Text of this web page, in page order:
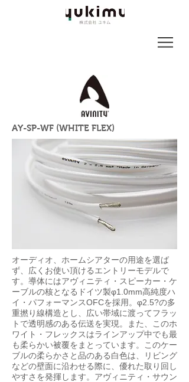
AY-SP-WF (WHITE FLEX)
オーディオ、ホームシアターの用途を選ば
ず、広くお使い頂けるエントリーモデルで
す。導体にはアヴィニティ・スピーカー・ケ
ーブルの核となるドイツ製φ1.0mm高純度ハ
イ・パフォーマンスOFCを採用。φ2.5?の多
重撚り線構造とし、広い帯域に渡ってフラッ
トで透明感のある伝送を実現。また、このホ
ワイト・フレックスはラインアップ中でも最
も柔らかい被覆をまとっています。このケー
ブルの柔らかさと品のある白色は、リビング
などの壁面に沿わせる際に、優れた取り回し
やすさを発揮します。アヴィニティ・サウン